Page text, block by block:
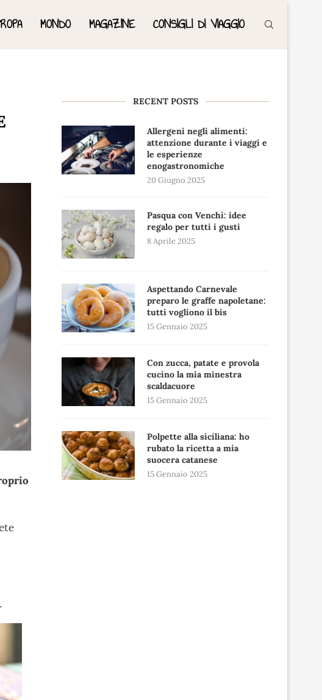
MONDO MAGAZINE CONSIGLI DI VIAGGIO
RECENT POSTS
Allergeni negli alimenti:
attenzione durante i viaggi e
le esperienze
enogastronomiche
20 Giugno 2025
Pasqua con Venchi: idee
regalo per tutti i gusti
8 Aprile 2025
Aspettando Carnevale
preparo le graffe napoletane:
tutti vogliono il bis
15 Gennaio 2025
Con zucca, patate e provola
cucino la mia minestra
scaldacuore
15 Gennaio 2025
Polpette alla siciliana: ho
rubato la ricetta a mia
suocera catanese
15 Gennaio 2025